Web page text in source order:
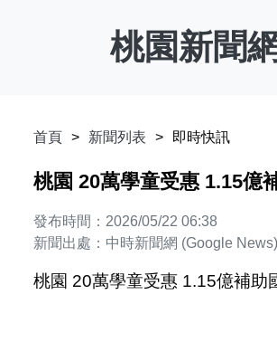
桃園新聞網
首頁 新聞列表 即時快訊
桃園 20萬學童受惠 1.15億
發布時間：2026/05/22 06:38
新聞出處：中時新聞網 (Google News)
桃園 20萬學童受惠 1.15億補助